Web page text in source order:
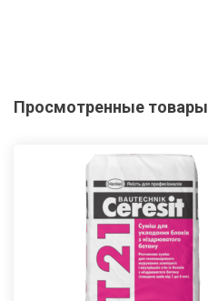
Просмотренные товары